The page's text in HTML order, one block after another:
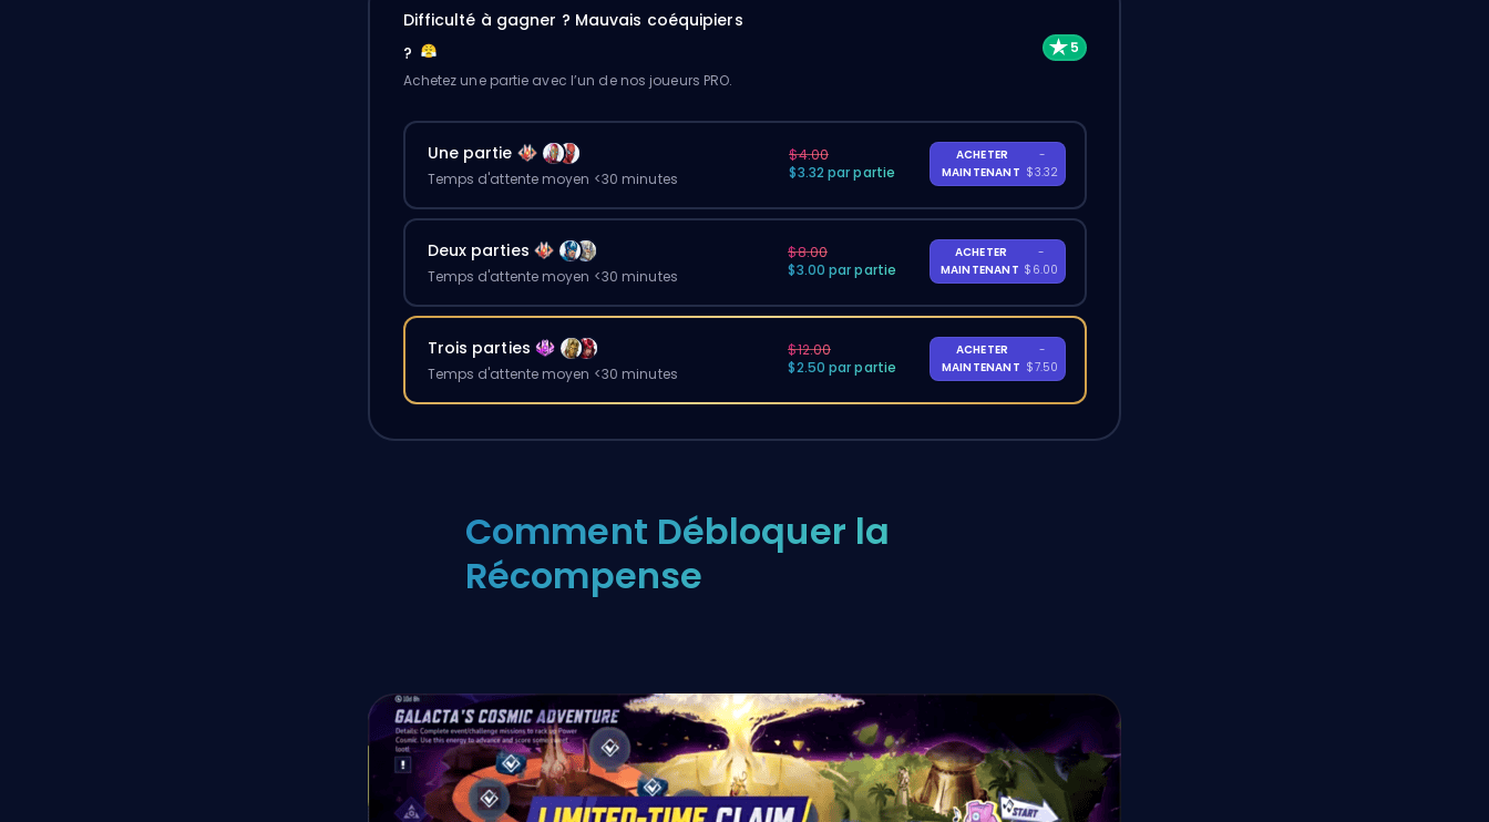
Difficulté à gagner ? Mauvais coéquipiers
?
Achetez une partie avec l’un de nos joueurs PRO.
Une partie
Temps d'attente moyen <30 minutes
$4.00
$3.32 par partie
ACHETER
MAINTENANT
-
$3.32
Deux parties
Temps d'attente moyen <30 minutes
$8.00
$3.00 par partie
ACHETER
MAINTENANT
-
$6.00
Trois parties
Temps d'attente moyen <30 minutes
$12.00
$2.50 par partie
ACHETER
MAINTENANT
-
$7.50
Comment Débloquer la
Récompense